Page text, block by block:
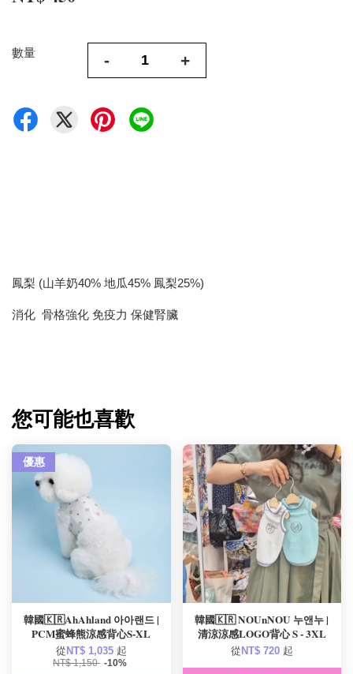
數量 - +
鳳梨 (山羊奶40% 地瓜45% 鳳梨25%)
消化 骨格強化 免疫力 保健腎臟
您可能也喜歡
優惠
韓國🇰🇷AhAhland 아아랜드 |
PCM蜜蜂熊涼感背心S-XL
從 NT$ 1,035 起
NT$ 1,150 -10%
韓國🇰🇷 NOUnNOU 누앤누 |
清涼涼感LOGO背心 S - 3XL
從 NT$ 720 起